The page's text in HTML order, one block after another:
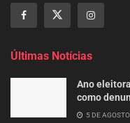
Últimas Notícias
Ano
como
5 DE